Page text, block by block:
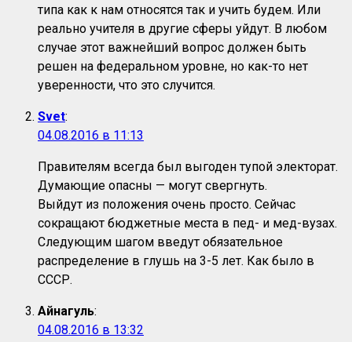
типа как к нам относятся так и учить будем. Или
реально учителя в другие сферы уйдут. В любом
случае этот важнейший вопрос должен быть
решен на федеральном уровне, но как-то нет
уверенности, что это случится.
Svet:
04.08.2016 в 11:13
Правителям всегда был выгоден тупой электорат.
Думающие опасны — могут свергнуть.
Выйдут из положения очень просто. Сейчас
сокращают бюджетные места в пед- и мед-вузах.
Следующим шагом введут обязательное
распределение в глушь на 3-5 лет. Как было в
СССР.
Айнагуль:
04.08.2016 в 13:32